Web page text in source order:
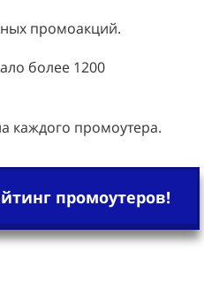
промоакций.
более 1200
каждого промоутера.
промоутеров!